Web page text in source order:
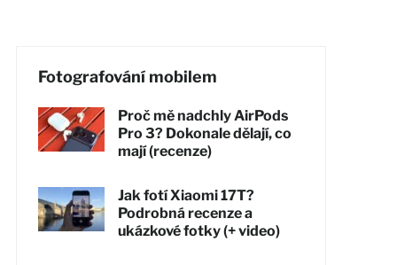
Fotografování mobilem
Proč mě nadchly AirPods
Pro 3? Dokonale dělají, co
mají (recenze)
Jak fotí Xiaomi 17T?
Podrobná recenze a
ukázkové fotky (+ video)